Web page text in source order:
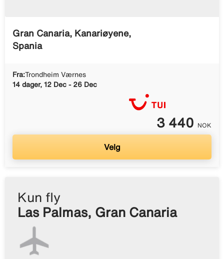
Gran Canaria, Kanariøyene,
Spania
Fra:Trondheim Værnes
14 dager, 12 Dec - 26 Dec
3 440 NOK
Velg
Kun fly
Las Palmas, Gran Canaria